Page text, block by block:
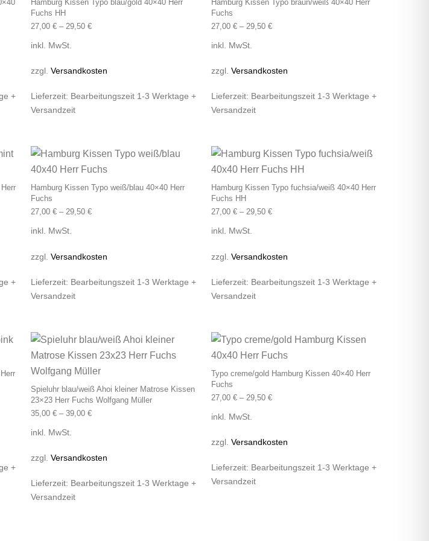
+
Hamburg Kissen Typo blau/gold 40×40 Herr
Fuchs HH
27,00 €– 29,50 €
inkl. MwSt.
zzgl. Versandkosten
Lieferzeit: Bearbeitungszeit 1-3 Werktage +
Versandzeit
Hamburg Kissen Typo braun/weiß 40×40 Herr
Fuchs
27,00 €– 29,50 €
inkl. MwSt.
zzgl. Versandkosten
Lieferzeit: Bearbeitungszeit 1-3 Werktage +
Versandzeit
Produkt weist mehrere Varianten auf. Die Optionen können auf der Produktseite gewählt werden
+
Hamburg Kissen Typo weiß/blau 40×40 Herr
Fuchs
27,00 €– 29,50 €
Dieses Produkt weist mehrere Varianten auf. Die Optionen
inkl. MwSt.
zzgl. Versandkosten
Lieferzeit: Bearbeitungszeit 1-3 Werktage +
Versandzeit
Hamburg Kissen Typo fuchsia/weiß 40×40 Herr
Fuchs HH
27,00 €– 29,50 €
inkl. MwSt.
zzgl. Versandkosten
Lieferzeit: Bearbeitungszeit 1-3 Werktage +
Versandzeit
Produkt weist mehrere Varianten auf. Die Optionen können auf der Produktseite gewählt werden
+
Spieluhr blau/weiß Ahoi kleiner Matrose Kissen
23×23 Herr Fuchs Wolfgang Müller
35,00 €– 39,00 €
Dieses Produkt weist mehrere Varianten auf. Die Optionen
inkl. MwSt.
zzgl. Versandkosten
Lieferzeit: Bearbeitungszeit 1-3 Werktage +
Versandzeit
Typo creme/gold Hamburg Kissen 40×40 Herr
Fuchs
27,00 €– 29,50 €
inkl. MwSt.
zzgl. Versandkosten
Lieferzeit: Bearbeitungszeit 1-3 Werktage +
Versandzeit